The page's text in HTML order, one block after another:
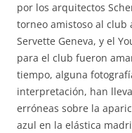
por los arquitectos
torneo amistoso al club
Servette Geneva, y el
para el club fueron
tiempo, alguna
interpretación, han
erróneas sobre la
azul en la elástica